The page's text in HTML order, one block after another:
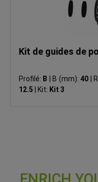
Kit de guides de
Profilé: B B (mm): 40
12.5
Kit: Kit 3